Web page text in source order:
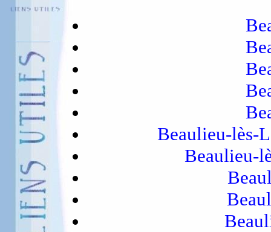
Beaulieu-lès-
Beaulieu-